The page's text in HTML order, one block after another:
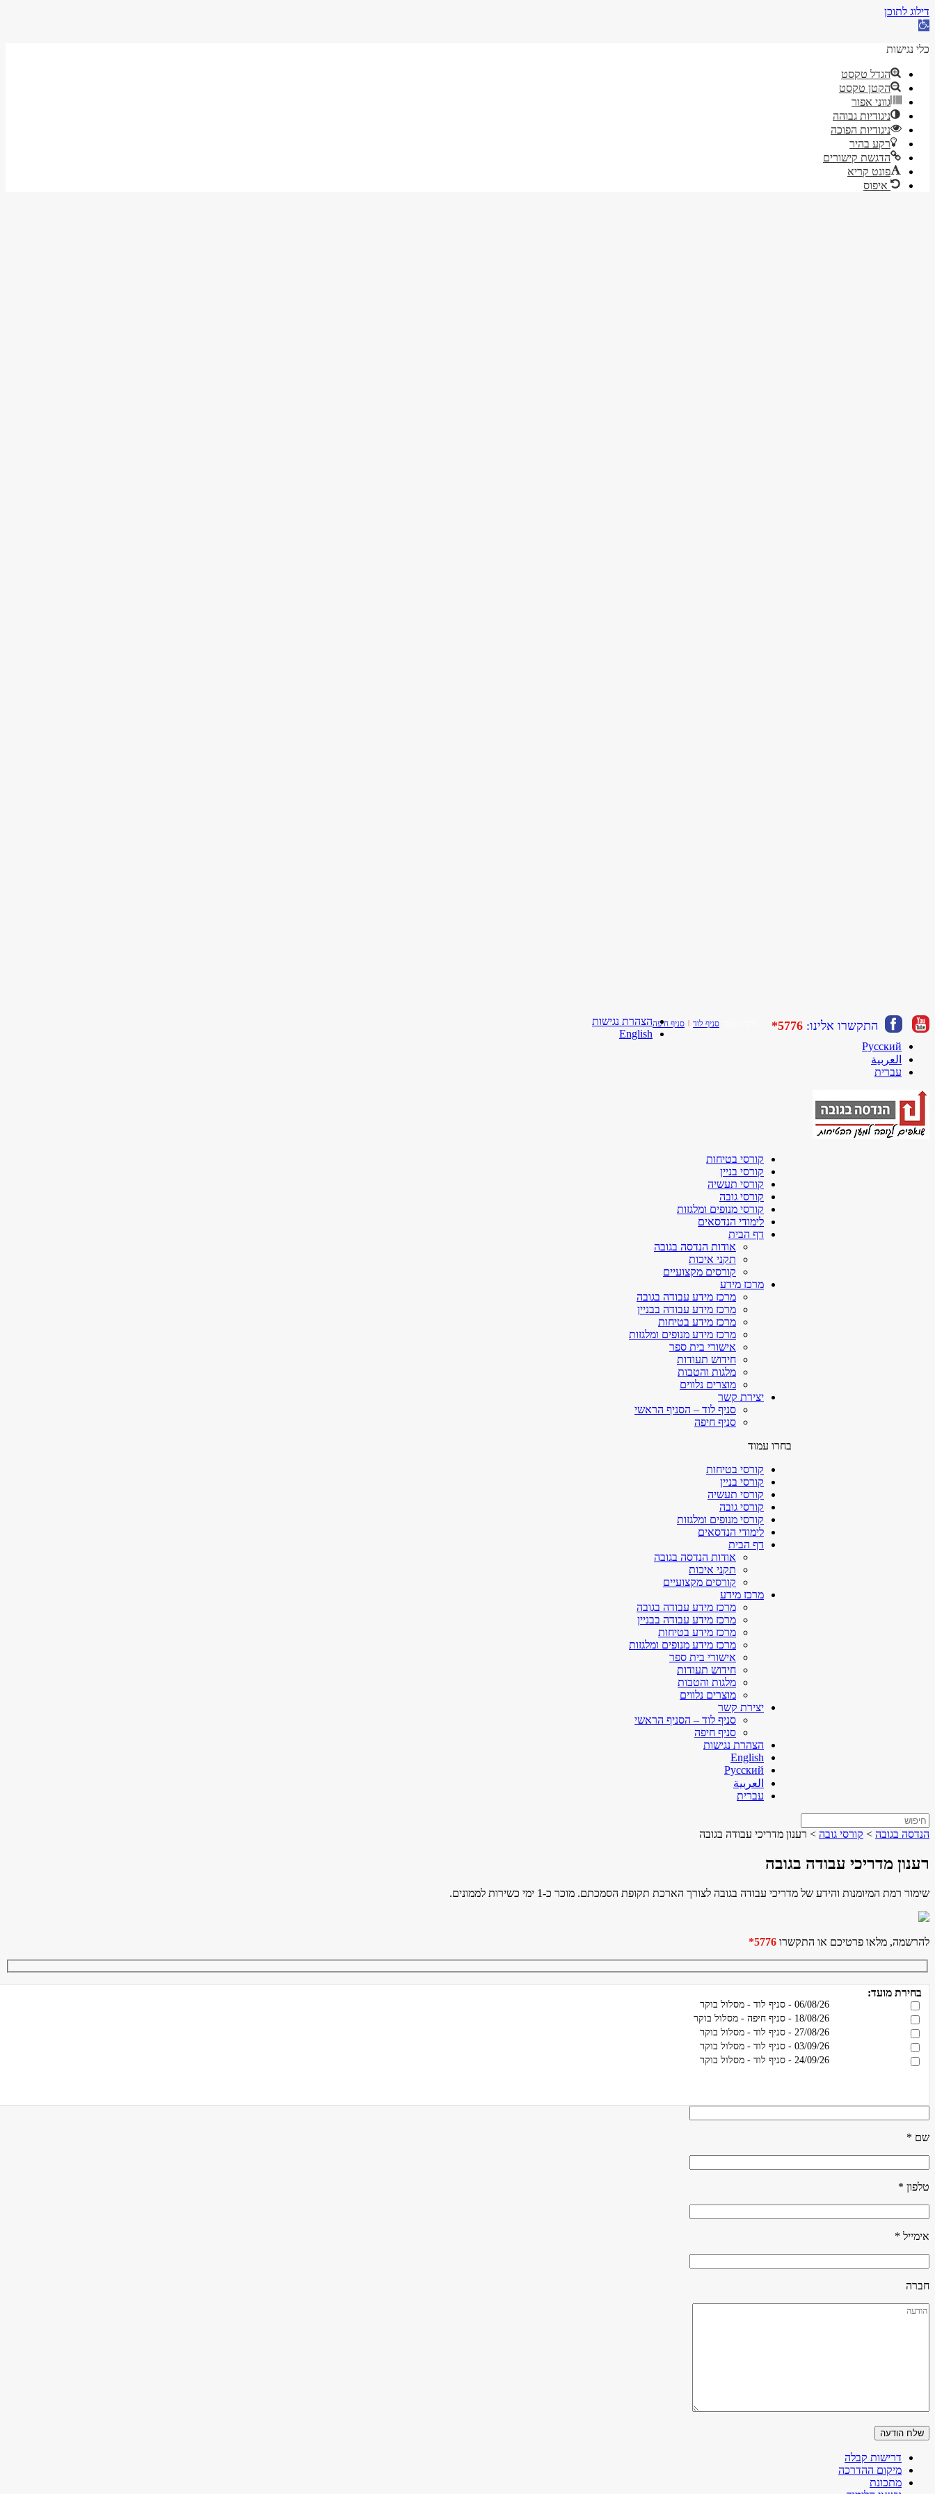
דילוג לתוכן
פתח
נגישות
כלי נגישות
הגדל טקסט
הקטן טקסט
גווני אפור
ניגודיות גבוהה
ניגודיות הפוכה
רקע בהיר
הדגשת קישורים
פונט קריא
איפוס
התקשרו אלינו: 5776* סניף לוד | סניף חיפההצהרת נגישות
English
Русский
العربية
עברית
קורסי בטיחות
קורסי בניין
קורסי תעשיה
קורסי גובה
קורסי מנופים ומלגזות
לימודי הנדסאים
דף הבית
אודות הנדסה בגובה
תקני איכות
קורסים מקצועיים
מרכז מידע
מרכז מידע עבודה בגובה
מרכז מידע עבודה בבניין
מרכז מידע בטיחות
מרכז מידע מנופים ומלגזות
אישורי בית ספר
חידוש תעודות
מלגות והטבות
מוצרים נלווים
יצירת קשר
סניף לוד – הסניף הראשי
סניף חיפה
בחרו עמוד
קורסי בטיחות
קורסי בניין
קורסי תעשיה
קורסי גובה
קורסי מנופים ומלגזות
לימודי הנדסאים
דף הבית
אודות הנדסה בגובה
תקני איכות
קורסים מקצועיים
מרכז מידע
מרכז מידע עבודה בגובה
מרכז מידע עבודה בבניין
מרכז מידע בטיחות
מרכז מידע מנופים ומלגזות
אישורי בית ספר
חידוש תעודות
מלגות והטבות
מוצרים נלווים
יצירת קשר
סניף לוד – הסניף הראשי
סניף חיפה
הצהרת נגישות
English
Русский
العربية
עברית
הנדסה בגובה > קורסי גובה > רענון מדריכי עבודה בגובה
רענון מדריכי עבודה בגובה
שימור רמת המיומנות והידע של מדריכי עבודה בגובה לצורך הארכת תקופת הסמכתם. מוכר כ-1 ימי כשירות לממונים.
להרשמה, מלאו פרטיכם או התקשרו 5776*
בחירת מועד:
06/08/26 - סניף לוד - מסלול בוקר
18/08/26 - סניף חיפה - מסלול בוקר
27/08/26 - סניף לוד - מסלול בוקר
03/09/26 - סניף לוד - מסלול בוקר
24/09/26 - סניף לוד - מסלול בוקר
שם *
טלפון *
אימייל *
חברה
דרישות קבלה
מיקום ההדרכה
מתכונת